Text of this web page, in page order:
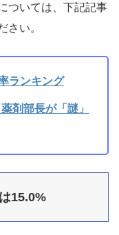
ついては、下記記事
さい。
ランキング
剤部長が「謎」
15.0%